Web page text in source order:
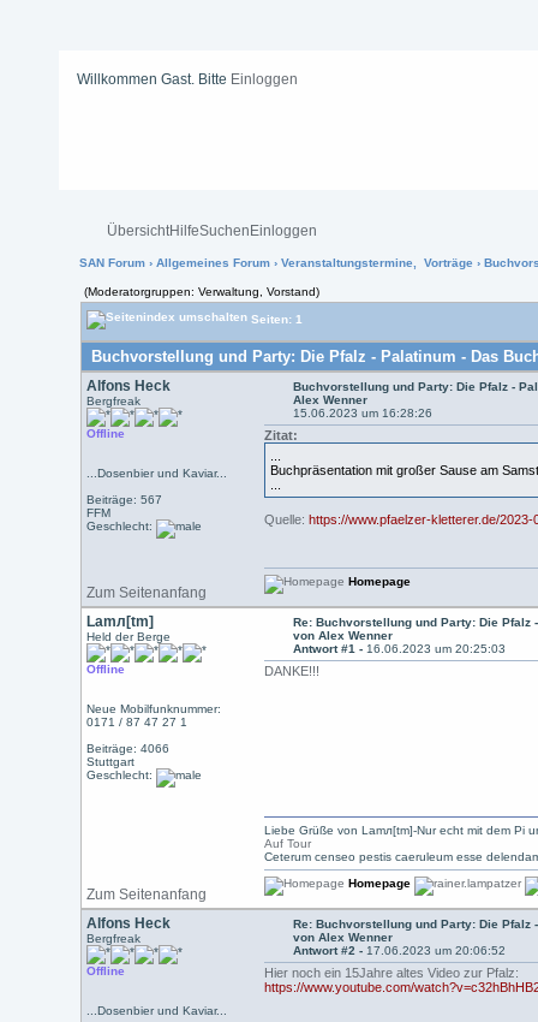
Willkommen Gast. Bitte Einloggen
ÜbersichtHilfeSuchen Einloggen
SAN Forum › Allgemeines Forum › Veranstaltungstermine, Vorträge ›
(Moderatorgruppen: Verwaltung, Vorstand)
Seiten: 1
Buchvorstellung und Party: Die Pfalz - Palatinum - Das
Alfons Heck
Bergfreak
Offline
...Dosenbier und Kaviar...
Beiträge: 567
FFM
Geschlecht:
Buchvorstellung und Party: Die Pfalz -
Alex Wenner
15.06.2023 um 16:28:26
Zitat:
Buchpräsentation mit großer Sause am
Quelle: https://www.pfaelzer-kletterer.de/
Zum Seitenanfang
Homepage
Lamл[tm]
Held der Berge
Offline
Neue Mobilfunknummer:
0171 / 87 47 27 1
Beiträge: 4066
Stuttgart
Geschlecht:
Re: Buchvorstellung und Party: Die Pfalz
von Alex Wenner
Antwort #1 - 16.06.2023 um 20:25:03
DANKE!!!
Zum Seitenanfang
Liebe Grüße von Lamл[tm]-Nur echt mit dem Pi
Auf Tour
Ceterum censeo pestis caeruleum esse
Homepage
Alfons Heck
Bergfreak
Offline
...Dosenbier und Kaviar...
Re: Buchvorstellung und Party: Die Pfalz
von Alex Wenner
Antwort #2 - 17.06.2023 um 20:06:52
Hier noch ein 15Jahre altes Video zur Pfalz:
https://www.youtube.com/